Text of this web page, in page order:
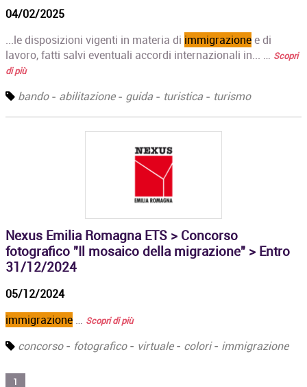
04/02/2025
...le disposizioni vigenti in materia di immigrazionee di
lavoro, fatti salvi eventuali accordi internazionali in... … Scopri
di più
bando- abilitazione- guida- turistica- turismo
Nexus Emilia Romagna ETS > Concorso
fotografico "Il mosaico della migrazione" > Entro
31/12/2024
05/12/2024
immigrazione … Scopri di più
concorso- fotografico- virtuale- colori- immigrazione
1